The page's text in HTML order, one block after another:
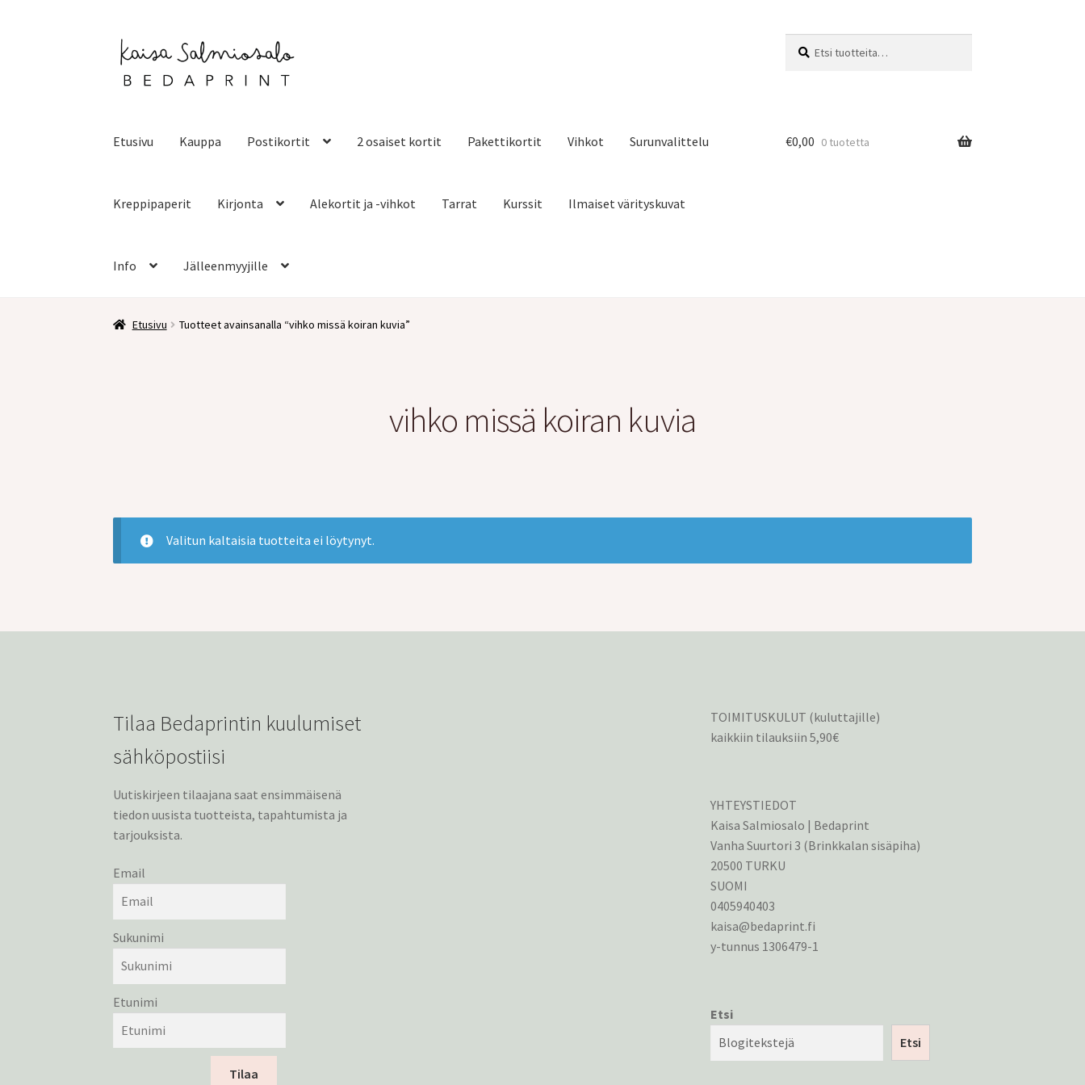
Siirry
navigointiin
Siirry
sisältöön
Etusivu Kauppa Postikortit 2 osaiset kortit Pakettikortit Vihkot Surunvalittelu
Kreppipaperit Kirjonta Alekortit ja -vihkot Tarrat Kurssit Ilmaiset värityskuvat
Info Jälleenmyyjille
€0,00 0 tuotetta
Etusivu Tuotteet avainsanalla “vihko missä koiran kuvia”
vihko missä koiran kuvia
Valitun kaltaisia tuotteita ei löytynyt.
Tilaa Bedaprintin kuulumiset
sähköpostiisi
Uutiskirjeen tilaajana saat ensimmäisenä
tiedon uusista tuotteista, tapahtumista ja
tarjouksista.
Email
Sukunimi
Etunimi
Tilaa
TOIMITUSKULUT (kuluttajille)
kaikkiin tilauksiin 5,90€
YHTEYSTIEDOT
Kaisa Salmiosalo | Bedaprint
Vanha Suurtori 3 (Brinkkalan sisäpiha)
20500 TURKU
SUOMI
0405940403
kaisa@bedaprint.fi
y-tunnus 1306479-1
Etsi
Etsi